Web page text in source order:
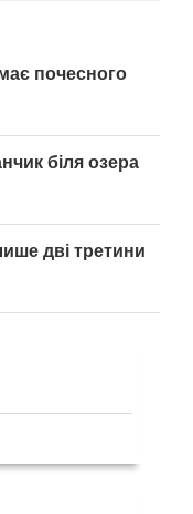
почесного
біля озера
дві третини